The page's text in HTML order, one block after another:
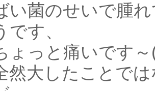
い菌のせいで腫
です、
ょっと痛いです
然大したことで